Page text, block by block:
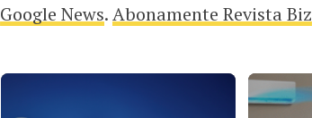
Google News.Abonamente Revista Biz